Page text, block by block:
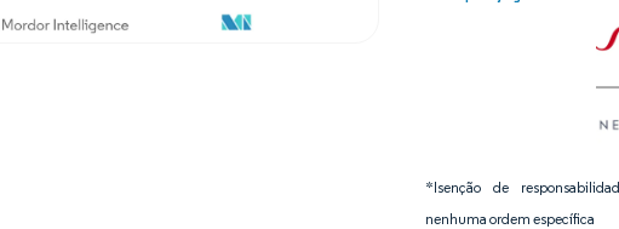
*Isenção de
nenhuma ordem específica